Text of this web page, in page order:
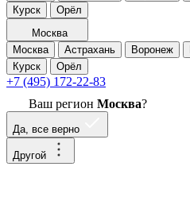
Курск
Орёл
Москва
Москва
Астрахань Воронеж
Курск
Орёл
+7 (495) 172-22-83
Ваш регион Москва?
Да, все верно
Другой